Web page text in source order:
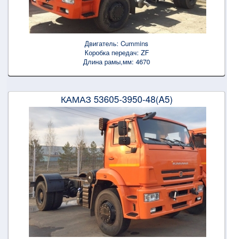
Двигатель: Cummins
Коробка передач: ZF
Длина рамы,мм: 4670
КАМАЗ 53605-3950-48(A5)